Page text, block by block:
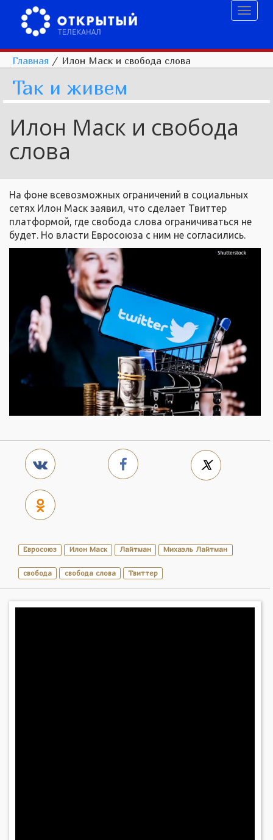
Главная / Илон Маск и свобода слова
Так и живем
Илон Маск и свобода
слова
На фоне всевозможных ограничений в социальных
сетях Илон Маск заявил, что сделает Твиттер
платформой, где свобода слова ограничиваться не
будет. Но власти Евросоюза с ним не согласились.
Евросоюз Илон Маск Лайтман Михаэль Лайтман
свобода свобода слова Твиттер